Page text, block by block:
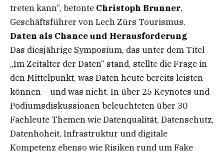
treten kann“, betonte Christoph Brunner,
Geschäftsführer von Lech Zürs Tourismus.
Daten als Chance und Herausforderung
Das diesjährige Symposium, das unter dem Titel
„Im Zeitalter der Daten“ stand, stellte die Frage in
den Mittelpunkt, was Daten heute bereits leisten
können – und was nicht. In über 25 Keynotes und
Podiumsdiskussionen beleuchteten über 30
Fachleute Themen wie Datenqualität, Datenschutz,
Datenhoheit, Infrastruktur und digitale
Kompetenz ebenso wie Risiken rund um Fake